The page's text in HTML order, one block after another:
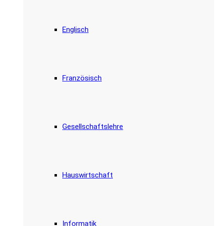
Englisch
Französisch
Gesellschaftslehre
Hauswirtschaft
Informatik